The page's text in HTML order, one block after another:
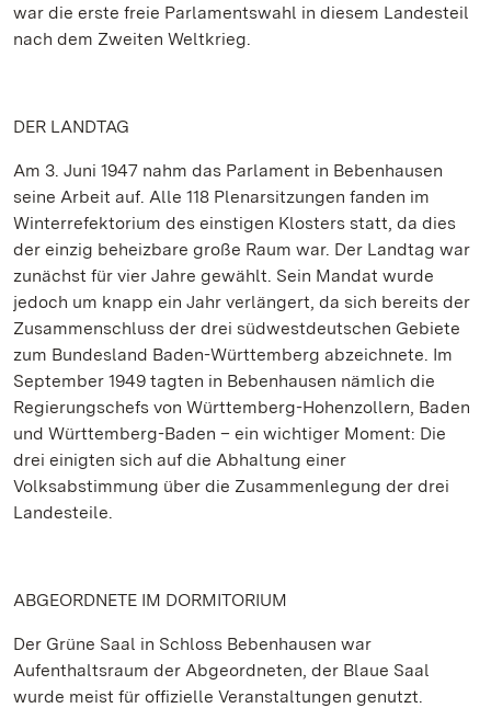
war die erste freie Parlamentswahl in diesem Landesteil
nach dem Zweiten Weltkrieg.
DER LANDTAG
Am 3. Juni 1947 nahm das Parlament in Bebenhausen
seine Arbeit auf. Alle 118 Plenarsitzungen fanden im
Winterrefektorium des einstigen Klosters statt, da dies
der einzig beheizbare große Raum war. Der Landtag war
zunächst für vier Jahre gewählt. Sein Mandat wurde
jedoch um knapp ein Jahr verlängert, da sich bereits der
Zusammenschluss der drei südwestdeutschen Gebiete
zum Bundesland Baden-Württemberg abzeichnete. Im
September 1949 tagten in Bebenhausen nämlich die
Regierungschefs von Württemberg-Hohenzollern, Baden
und Württemberg-Baden – ein wichtiger Moment: Die
drei einigten sich auf die Abhaltung einer
Volksabstimmung über die Zusammenlegung der drei
Landesteile.
ABGEORDNETE IM DORMITORIUM
Der Grüne Saal in Schloss Bebenhausen war
Aufenthaltsraum der Abgeordneten, der Blaue Saal
wurde meist für offizielle Veranstaltungen genutzt.